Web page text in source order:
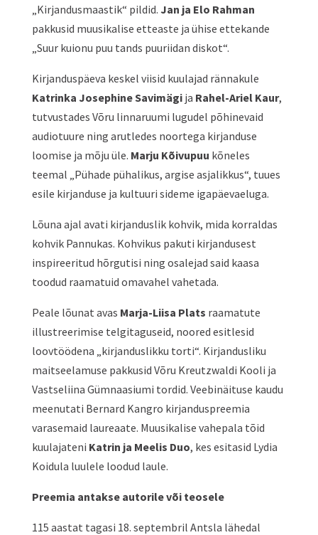
„Kirjandusmaastik“ pildid. Jan ja Elo Rahman
pakkusid muusikalise etteaste ja ühise ettekande
„Suur kuionu puu tands puuriidan diskot“.
Kirjanduspäeva keskel viisid kuulajad rännakule
Katrinka Josephine Savimägija Rahel-Ariel Kaur,
tutvustades Võru linnaruumi lugudel põhinevaid
audiotuure ning arutledes noortega kirjanduse
loomise ja mõju üle. Marju Kõivupuu kõneles
teemal „Pühade pühalikus, argise asjalikkus“, tuues
esile kirjanduse ja kultuuri sideme igapäevaeluga.
Lõuna ajal avati kirjanduslik kohvik, mida korraldas
kohvik Pannukas. Kohvikus pakuti kirjandusest
inspireeritud hõrgutisi ning osalejad said kaasa
toodud raamatuid omavahel vahetada.
Peale lõunat avas Marja-Liisa Plats raamatute
illustreerimise telgitaguseid, noored esitlesid
loovtöödena „kirjanduslikku torti“. Kirjandusliku
maitseelamuse pakkusid Võru Kreutzwaldi Kooli ja
Vastseliina Gümnaasiumi tordid. Veebinäituse kaudu
meenutati Bernard Kangro kirjanduspreemia
varasemaid laureaate. Muusikalise vahepala tõid
kuulajateni Katrin ja Meelis Duo, kes esitasid Lydia
Koidula luulele loodud laule.
Preemia antakse autorile või teosele
115 aastat tagasi 18. septembril Antsla lähedal